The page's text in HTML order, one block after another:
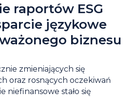
raportów ESG
językowe
biznesu
zmieniających się
oraz rosnących oczekiwań
niefinansowe stało się